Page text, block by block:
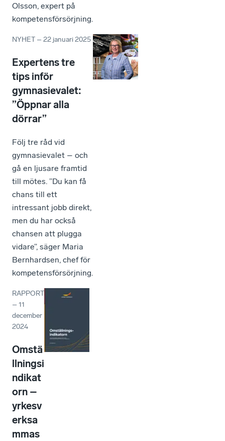
Olsson, expert på
kompetensförsörjning.
NYHET –22 januari 2025
Expertens tre
tips inför
gymnasievalet:
”Öppnar alla
dörrar”
Följ tre råd vid
gymnasievalet – och
gå en ljusare framtid
till mötes. ”Du kan få
chans till ett
intressant jobb direkt,
men du har också
chansen att plugga
vidare”, säger Maria
Bernhardsen, chef för
kompetensförsörjning.
RAPPORT
–11
december
2024
Omstä
llningsi
ndikat
orn –
yrkesv
erksa
mmas